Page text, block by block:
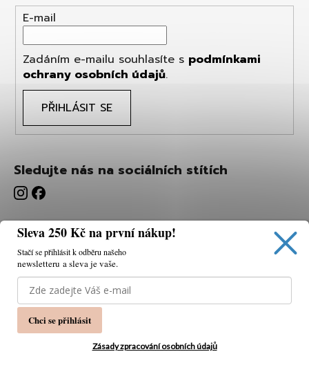
Používáme cookies, abychom vám umožnili pohodlné
prohlížení webu a díky analýze webu neustále zlepšovat
jeho funkce, výkon a použitelnost.
E-mail
Zadáním e-mailu souhlasíte s podmínkami
ochrany osobních údajů.
PŘIHLÁSIT SE
Sledujte nás na sociálních stítích
Sleva 250 Kč na první nákup!
Stačí se přihlásit k odběru našeho
newsletteru a sleva je vaše.
Chci se přihlásit
Zásady zpracování osobních údajů